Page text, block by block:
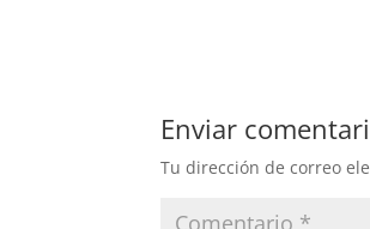
Enviar
Tu dirección de correo